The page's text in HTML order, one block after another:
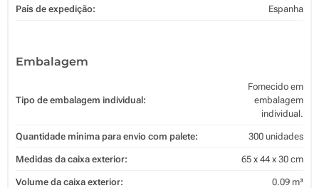
País de expedição: Espanha
Embalagem
Tipo de embalagem individual:
Fornecido em
embalagem
individual.
Quantidade mínima para envio com palete: 300 unidades
Medidas da caixa exterior: 65 x 44 x 30 cm
Volume da caixa exterior: 0.09 m³